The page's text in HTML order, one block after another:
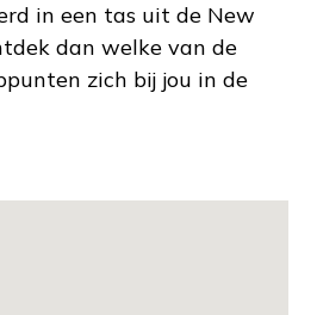
in een tas uit de New
dan welke van de
zich bij jou in de